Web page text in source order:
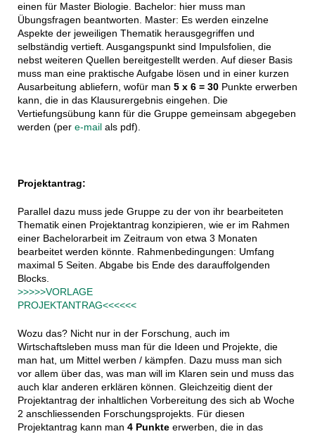
einen für Master Biologie. Bachelor: hier muss man
Übungsfragen beantworten. Master: Es werden einzelne
Aspekte der jeweiligen Thematik herausgegriffen und
selbständig vertieft. Ausgangspunkt sind Impulsfolien, die
nebst weiteren Quellen bereitgestellt werden. Auf dieser Basis
muss man eine praktische Aufgabe lösen und in einer kurzen
Ausarbeitung abliefern, wofür man 5 x 6 = 30Punkte erwerben
kann, die in das Klausurergebnis eingehen. Die
Vertiefungsübung kann für die Gruppe gemeinsam abgegeben
werden (per e-mailals pdf).
Projektantrag:
Parallel dazu muss jede Gruppe zu der von ihr bearbeiteten
Thematik einen Projektantrag konzipieren, wie er im Rahmen
einer Bachelorarbeit im Zeitraum von etwa 3 Monaten
bearbeitet werden könnte. Rahmenbedingungen: Umfang
maximal 5 Seiten. Abgabe bis Ende des darauffolgenden
Blocks.
>>>>>VORLAGE
PROJEKTANTRAG<<<<<<
Wozu das? Nicht nur in der Forschung, auch im
Wirtschaftsleben muss man für die Ideen und Projekte, die
man hat, um Mittel werben / kämpfen. Dazu muss man sich
vor allem über das, was man will im Klaren sein und muss das
auch klar anderen erklären können. Gleichzeitig dient der
Projektantrag der inhaltlichen Vorbereitung des sich ab Woche
2 anschliessenden Forschungsprojekts. Für diesen
Projektantrag kann man 4 Punkte erwerben, die in das